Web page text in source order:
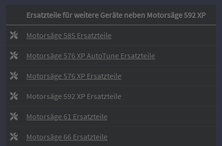
Ersatzteile für weitere Geräte neben Motorsäge 592 XP
Motorsäge 585 Ersatzteile
Motorsäge 576 XP AutoTune Ersatzteile
Motorsäge 576 XP Ersatzteile
Motorsäge 592 XP Ersatzteile
Motorsäge 61 Ersatzteile
Motorsäge 66 Ersatzteile